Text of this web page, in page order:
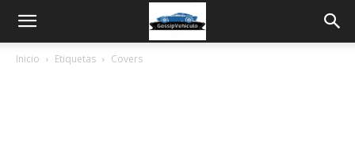
Inicio Etiquetas Covers